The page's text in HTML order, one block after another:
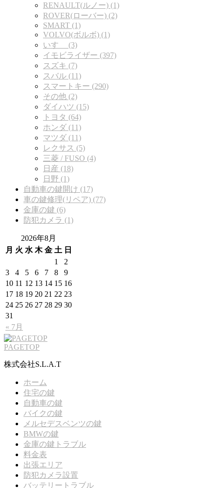
RENAULT(ルノー) (1)
ROVER(ローバー) (2)
SMART (1)
VOLVO(ボルボ) (1)
いすゞ (3)
イモビライザー (397)
スズキ (7)
スバル (11)
スマートキー (290)
その他 (2)
ダイハツ (15)
トヨタ (64)
ホンダ (11)
マツダ (11)
レクサス (5)
三菱 / FUSO (4)
日産 (18)
日野 (1)
自動車の鍵開け (17)
車の鍵修理(リペア) (77)
金庫の鍵 (6)
防犯カメラ (1)
2026年8月
月 火 水 木 金 土 日
« 7月
1
2
3
4 5 6 7 8
9
10 11 12 13 14 15 16
17 18 19 20 21 22 23
24 25 26 27 28 29 30
31
PAGETOP
株式会社S.L.A.T
ホーム
住宅の鍵
自動車の鍵
バイクの鍵
メルセデスベンツの鍵
BMWの鍵
金庫の鍵トラブル
料金表
出張エリア
防犯カメラ設置
バッテリートラブル